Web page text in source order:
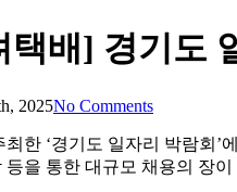
배] 경기도
2025No Comments
한 ‘경기도 일자리 박람회’
을 통한 대규모 채용의 장